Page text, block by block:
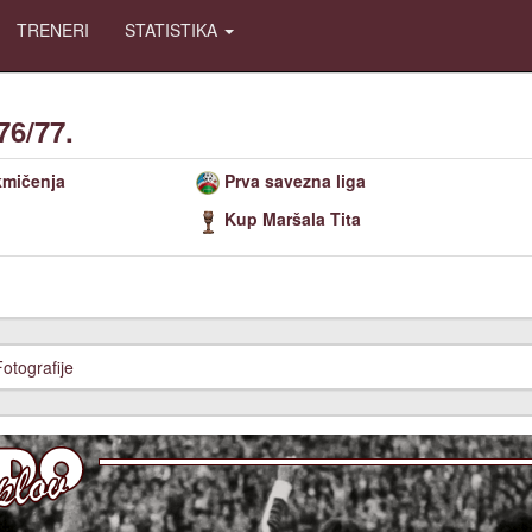
TRENERI STATISTIKA
77.
Prva savezna liga
Kup Maršala Tita